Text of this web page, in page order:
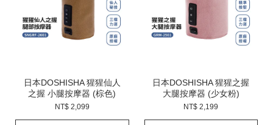
日本DOSHISHA 猩猩仙人
之握 小腿按摩器 (棕色)
NT$ 2,099
日本DOSHISHA 猩猩之握
大腿按摩器 (少女粉)
NT$ 2,199